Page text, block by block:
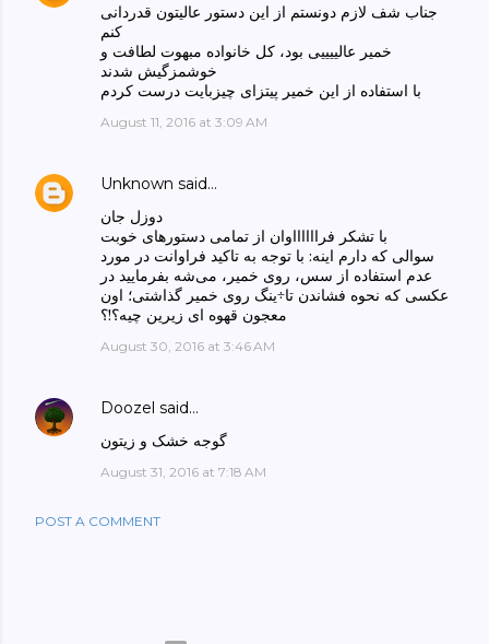
جناب شف لازم دونستم از این دستور عالیتون قدردانی
کنم
خمیر عالییییی بود، کل خانواده مبهوت لطافت و
خوشمزگیش شدند
با استفاده از این خمیر پیتزای چیزبایت درست کردم
August 11, 2016 at 3:09 AM
Unknown said…
دوزل جان
با تشکر فرااااااوان از تمامی دستورهای خوبت
سوالی که دارم اینه: با توجه به تاکید فراوانت در مورد
عدم استفاده از سس، روی خمیر، می‌شه بفرمایید در
عکسی که نحوه فشاندن تا÷ینگ روی خمیر گذاشتی؛ اون
معجون قهوه ای زیرین چیه؟!؟
August 30, 2016 at 3:46 AM
Doozel said…
گوجه خشک و زیتون
August 31, 2016 at 7:18 AM
POST A COMMENT